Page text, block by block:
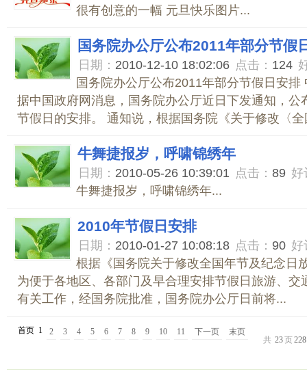
很有创意的一幅 元旦快乐图片...
国务院办公厅公布2011年部分节假
日期： 2010-12-10 18:02:06 点击： 124
国务院办公厅公布2011年部分节假日安排
据中国政府网消息，国务院办公厅近日下发通知，公
节假日的安排。 通知说，根据国务院《关于修改〈
牛舞捷报岁，呼啸锦绣年
日期： 2010-05-26 10:39:01 点击： 89 好
牛舞捷报岁，呼啸锦绣年...
2010年节假日安排
日期： 2010-01-27 10:08:18 点击： 90 好
根据《国务院关于修改全国年节及纪念日
为便于各地区、各部门及早合理安排节假日旅游、交
有关工作，经国务院批准，国务院办公厅日前将...
首页 1 2 3 4 5 6 7 8 9 10 11 下一页
末页
共 23页228